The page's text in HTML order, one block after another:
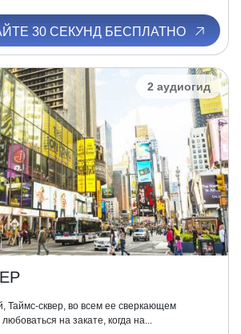
30 СЕКУНД БЕСПЛАТНО
2 аудиогид
Таймс-сквер, во всем ее сверкающем
на закате, когда на...